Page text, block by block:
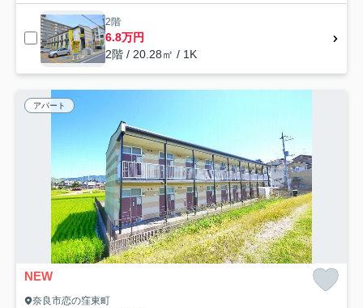
2階
6.8万円
2階 / 20.28㎡ / 1K
アパート
NEW
奈良市恋の窪東町